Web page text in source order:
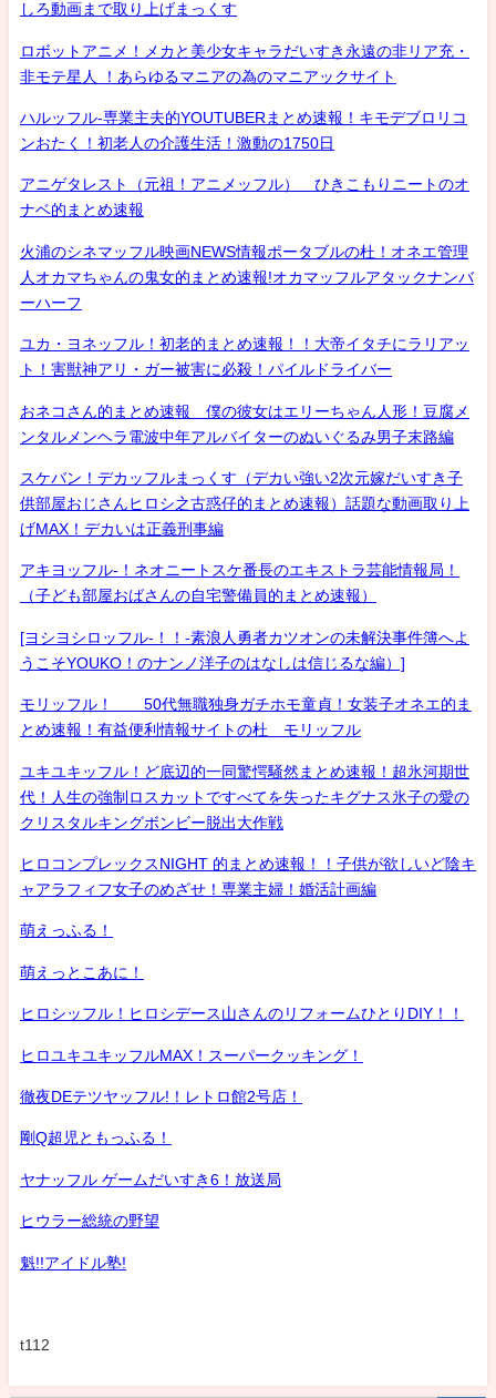
しろ動画まで取り上げまっくす
ロボットアニメ！メカと美少女キャラだいすき永遠の非リア充・
非モテ星人 ！あらゆるマニアの為のマニアックサイト
ハルッフル-専業主夫的YOUTUBERまとめ速報！キモデブロリコ
ンおたく！初老人の介護生活！激動の1750日
アニゲタレスト（元祖！アニメッフル） ひきこもりニートのオ
ナベ的まとめ速報
火浦のシネマッフル映画NEWS情報ポータブルの杜！オネエ管理
人オカマちゃんの鬼女的まとめ速報!オカマッフルアタックナンバ
ーハーフ
ユカ・ヨネッフル！初老的まとめ速報！！大帝イタチにラリアッ
ト！害獣神アリ・ガー被害に必殺！パイルドライバー
おネコさん的まとめ速報 僕の彼女はエリーちゃん人形！豆腐メ
ンタルメンヘラ電波中年アルバイターのぬいぐるみ男子末路編
スケバン！デカッフルまっくす（デカい強い2次元嫁だいすき子
供部屋おじさんヒロシ之古惑仔的まとめ速報）話題な動画取り上
げMAX！デカいは正義刑事編
アキヨッフル-！ネオニートスケ番長のエキストラ芸能情報局！
（子ども部屋おばさんの自宅警備員的まとめ速報）
[ヨシヨシロッフル-！！-素浪人勇者カツオンの未解決事件簿へよ
うこそYOUKO！のナンノ洋子のはなしは信じるな編）]
モリッフル！ 50代無職独身ガチホモ童貞！女装子オネエ的ま
とめ速報！有益便利情報サイトの杜 モリッフル
ユキユキッフル！ど底辺的一同驚愕騒然まとめ速報！超氷河期世
代！人生の強制ロスカットですべてを失ったキグナス氷子の愛の
クリスタルキングボンビー脱出大作戦
ヒロコンプレックスNIGHT 的まとめ速報！！子供が欲しいど陰キ
ャアラフィフ女子のめざせ！専業主婦！婚活計画編
萌えっふる！
萌えっとこあに！
ヒロシッフル！ヒロシデース山さんのリフォームひとりDIY！！
ヒロユキユキッフルMAX！スーパークッキング！
徹夜DEテツヤッフル!！レトロ館2号店！
剛Q超児ともっふる！
ヤナッフル ゲームだいすき6！放送局
ヒウラー総統の野望
魁!!アイドル塾!
t112